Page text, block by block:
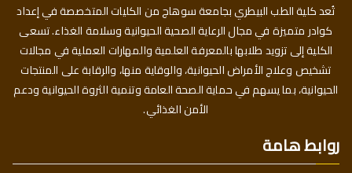
تُعد كلية الطب البيطري بجامعة سوهاج من الكليات المتخصصة في إعداد
كوادر متميزة في مجال الرعاية الصحية الحيوانية وسلامة الغذاء. تسعى
الكلية إلى تزويد طلابها بالمعرفة العلمية والمهارات العملية في مجالات
تشخيص وعلاج الأمراض الحيوانية، والوقاية منها، والرقابة على المنتجات
الحيوانية، بما يسهم في حماية الصحة العامة وتنمية الثروة الحيوانية ودعم
الأمن الغذائي.
روابط هامة